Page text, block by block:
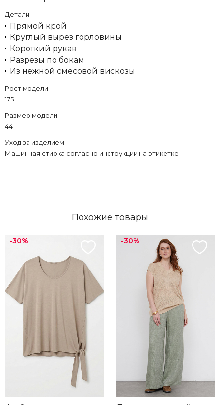
Детали:
Прямой крой
Круглый вырез горловины
Короткий рукав
Разрезы по бокам
Из нежной смесовой вискозы
Рост модели:
175
Размер модели:
44
Уход за изделием:
Машинная стирка согласно инструкции на этикетке
Похожие товары
-30% -30%